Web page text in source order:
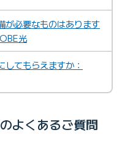
が必要なものはあります
光
てもらえますか：
よくあるご質問